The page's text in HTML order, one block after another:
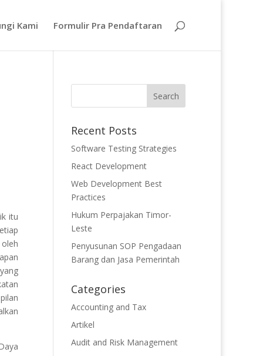
Kami Formulir Pra Pendaftaran
itu
Recent Posts
Software Testing Strategies
React Development
Web Development Best
Practices
Hukum Perpajakan Timor-
Leste
Penyusunan SOP Pengadaan
Barang dan Jasa Pemerintah
Categories
Accounting and Tax
Artikel
Audit and Risk Management